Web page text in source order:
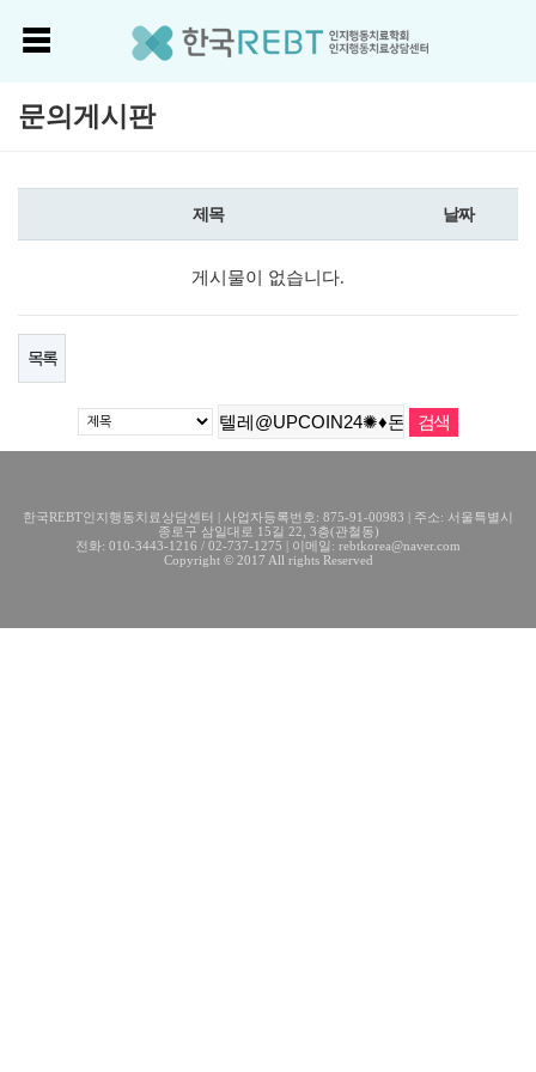
문의게시판
제목 날짜
게시물이 없습니다.
목록
한국REBT인지행동치료상담센터 | 사업자등록번호: 875-91-00983 | 주소: 서울특별시
종로구 삼일대로 15길 22, 3층(관철동)
전화: 010-3443-1216 / 02-737-1275 | 이메일: rebtkorea@naver.com
Copyright © 2017 All rights Reserved